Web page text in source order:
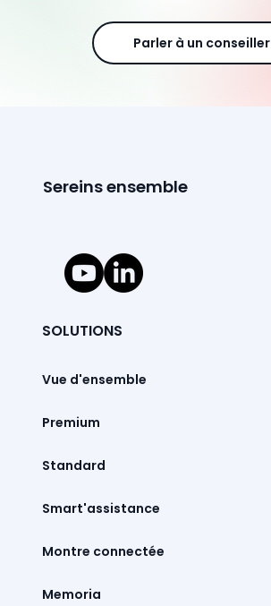
Parler à un conseiller
Sereins ensemble
SOLUTIONS
Vue d'ensemble
Premium
Standard
Smart'assistance
Montre connectée
Memoria